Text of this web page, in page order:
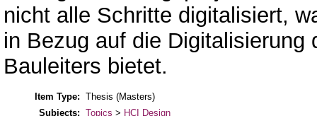
nicht alle Schritte digitalisiert,
in Bezug auf die Digitalisierung
Bauleiters bietet.
Item Type: Thesis (Masters)
Subjects: Topics > HCI Design